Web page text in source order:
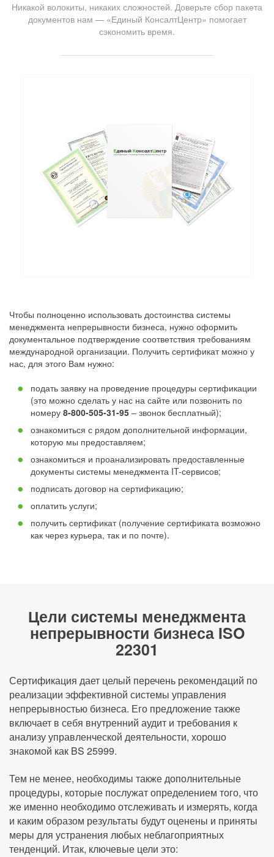
Никакой волокиты, никаких сложностей. Доверьте сбор пакета
документов нам — «Единый КонсалтЦентр» помогает
сэкономить время.
Чтобы полноценно использовать достоинства системы
менеджмента непрерывности бизнеса, нужно оформить
документальное подтверждение соответствия требованиям
международной организации. Получить сертификат можно у
нас, для этого Вам нужно:
подать заявку на проведение процедуры сертификации
(это можно сделать у нас на сайте или позвонить по
номеру 8-800-505-31-95 – звонок бесплатный);
ознакомиться с рядом дополнительной информации,
которую мы предоставляем;
ознакомиться и проанализировать предоставленные
документы системы менеджмента IT-сервисов;
подписать договор на сертификацию;
оплатить услуги;
получить сертификат (получение сертификата возможно
как через курьера, так и по почте).
Цели системы менеджмента
непрерывности бизнеса ISO
22301
Сертификация дает целый перечень рекомендаций по
реализации эффективной системы управления
непрерывностью бизнеса. Его предложение также
включает в себя внутренний аудит и требования к
анализу управленческой деятельности, хорошо
знакомой как BS 25999.
Тем не менее, необходимы также дополнительные
процедуры, которые послужат определением того, что
же именно необходимо отслеживать и измерять, когда
и каким образом результаты будут оценены и приняты
меры для устранения любых неблагоприятных
тенденций. Итак, ключевые цели это: